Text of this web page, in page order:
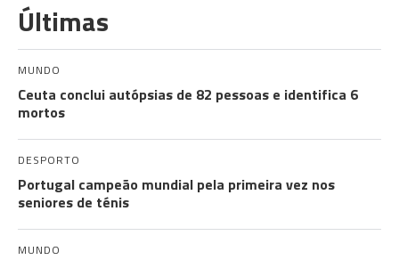
Últimas
MUNDO
Ceuta conclui autópsias de 82 pessoas e identifica 6
mortos
DESPORTO
Portugal campeão mundial pela primeira vez nos
seniores de ténis
MUNDO